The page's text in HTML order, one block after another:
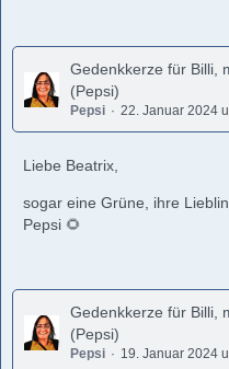
Gedenkkerze für Billi,
(Pepsi)
Pepsi 22. Januar 2024
Liebe Beatrix,
sogar eine Grüne, ihre
Pepsi 🌻
Gedenkkerze für Billi,
(Pepsi)
Pepsi 19. Januar 2024